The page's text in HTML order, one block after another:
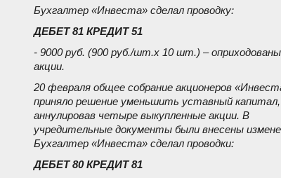
Бухгалтер «Инвеста» сделал проводку:
ДЕБЕТ 81 КРЕДИТ 51
- 9000 руб. (900 руб./шт.x 10 шт.) – оприходованы
акции.
20 февраля общее собрание акционеров
приняло решение уменьшить уставный капитал,
аннулировав четыре выкупленные акции. В
учредительные документы были внесены
Бухгалтер «Инвеста» сделал проводки:
ДЕБЕТ 80 КРЕДИТ 81